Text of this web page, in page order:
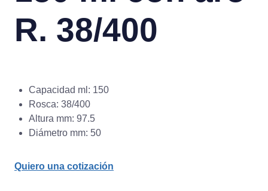
R. 38/400
Capacidad ml: 150
Rosca: 38/400
Altura mm: 97.5
Diámetro mm: 50
Quiero una cotización